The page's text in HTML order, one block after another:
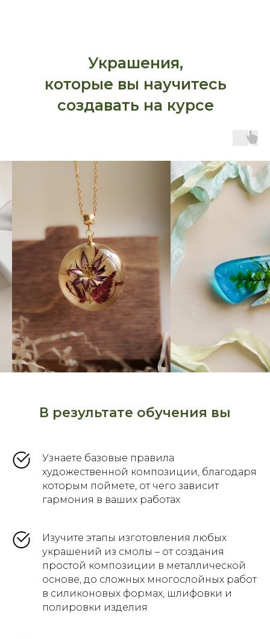
Украшения,
которые вы научитесь
создавать на курсе
В результате обучения вы
Узнаете базовые правила
художественной композиции, благодаря
которым поймете, от чего зависит
гармония в ваших работах
Изучите этапы изготовления любых
украшений из смолы – от создания
простой композиции в металлической
основе, до сложных многослойных работ
в силиконовых формах, шлифовки и
полировки изделия